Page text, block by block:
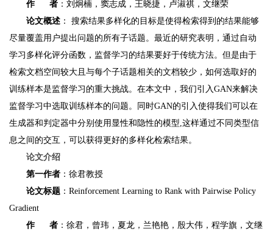
作 者 ：刘炯楠，窦志成，王晓捷，卢淑祺，文继荣
论文概述 ： 搜索结果多样化的目标是使得检索得到的结果能够
尽量覆盖用户提出问题的所有子话题。最近的研究表明，通过自动
学习多样化评分函数，监督学习的结果要好于传统方法。但是由于
检索文档空间较大且与每个子话题相关的文档较少，如何选取好的
训练样本是监督学习的重大挑战。在本文中，我们引入GAN来解决
监督学习中选取训练样本的问题。同时GAN的引入使得我们可以在
生成器和判定器中分别使用显性和隐性的模型,这样通过不同类型信
息之间的交互，可以获得更好的多样化检索结果。
论文介绍
第一作者 ：徐君教授
论文标题 ：Reinforcement Learning to Rank with Pairwise Policy
Gradient
作 者 ：徐君，曾玮，夏龙，兰艳艳，殷大伟，程学旗，文继